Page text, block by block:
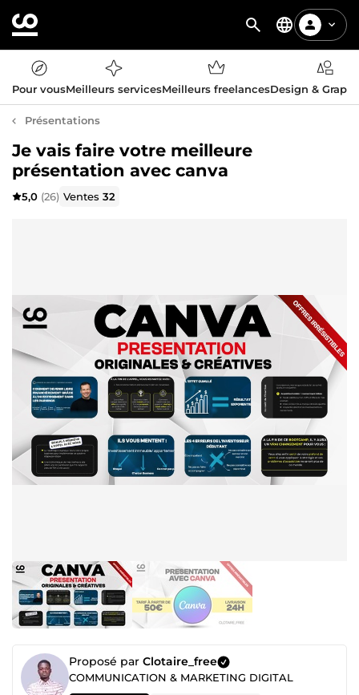
Pour vousMeilleurs servicesMeilleurs freelancesDesign &
Présentations
Je vais faire votre meilleure
présentation avec canva
5,0 (26) Ventes32
Proposé par Clotaire_free
COMMUNICATION & MARKETING DIGITAL